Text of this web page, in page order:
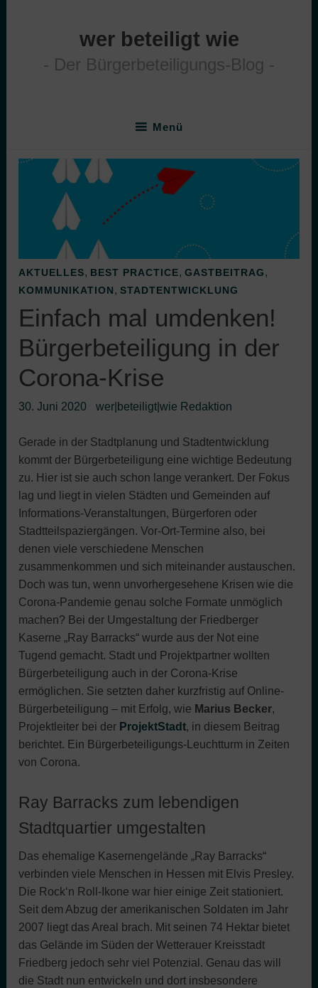
wer beteiligt wie
Der Bürgerbeteiligungs-Blog
Menü
AKTUELLES, BEST PRACTICE,GASTBEITRAG,
KOMMUNIKATION,STADTENTWICKLUNG
Einfach mal umdenken!
Bürgerbeteiligung in der
Corona-Krise
30. Juni 2020 wer|beteiligt|wie Redaktion
Gerade in der Stadtplanung und Stadtentwicklung
kommt der Bürgerbeteiligung eine wichtige Bedeutung
zu. Hier ist sie auch schon lange verankert. Der Fokus
lag und liegt in vielen Städten und Gemeinden auf
Informations-Veranstaltungen, Bürgerforen oder
Stadtteilspaziergängen. Vor-Ort-Termine also, bei
denen viele verschiedene Menschen
zusammenkommen und sich miteinander austauschen.
Doch was tun, wenn unvorhergesehene Krisen wie die
Corona-Pandemie genau solche Formate unmöglich
machen? Bei der Umgestaltung der Friedberger
Kaserne „Ray Barracks“ wurde aus der Not eine
Tugend gemacht. Stadt und Projektpartner wollten
Bürgerbeteiligung auch in der Corona-Krise
ermöglichen. Sie setzten daher kurzfristig auf Online-
Bürgerbeteiligung – mit Erfolg, wie Marius Becker,
Projektleiter bei der ProjektStadt, in diesem Beitrag
berichtet. Ein Bürgerbeteiligungs-Leuchtturm in Zeiten
von Corona.
Ray Barracks zum lebendigen
Stadtquartier umgestalten
Das ehemalige Kasernengelände „Ray Barracks“
verbinden viele Menschen in Hessen mit Elvis Presley.
Die Rock‘n Roll-Ikone war hier einige Zeit stationiert.
Seit dem Abzug der amerikanischen Soldaten im Jahr
2007 liegt das Areal brach. Mit seinen 74 Hektar bietet
das Gelände im Süden der Wetterauer Kreisstadt
Friedberg jedoch sehr viel Potenzial. Genau das will
die Stadt nun entwickeln und dort insbesondere